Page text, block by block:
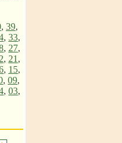
, 39,
, 33,
, 27,
, 21 ,
, 15,
, 09,
, 03,